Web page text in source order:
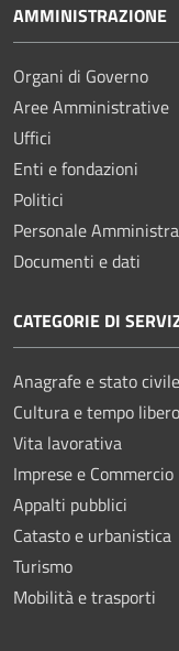
AMMINISTRAZIONE
Organi di Governo
Aree Amministrative
Uffici
Enti e fondazioni
Politici
Personale
Documenti e dati
CATEGORIE DI
Anagrafe e stato civile
Cultura e tempo libero
Vita lavorativa
Imprese e Commercio
Appalti pubblici
Catasto e urbanistica
Turismo
Mobilità e trasporti